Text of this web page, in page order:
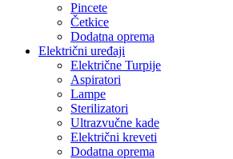
Pincete
Četkice
Dodatna oprema
Električni uređaji
Električne Turpije
Aspiratori
Lampe
Sterilizatori
Ultrazvučne kade
Električni kreveti
Dodatna oprema